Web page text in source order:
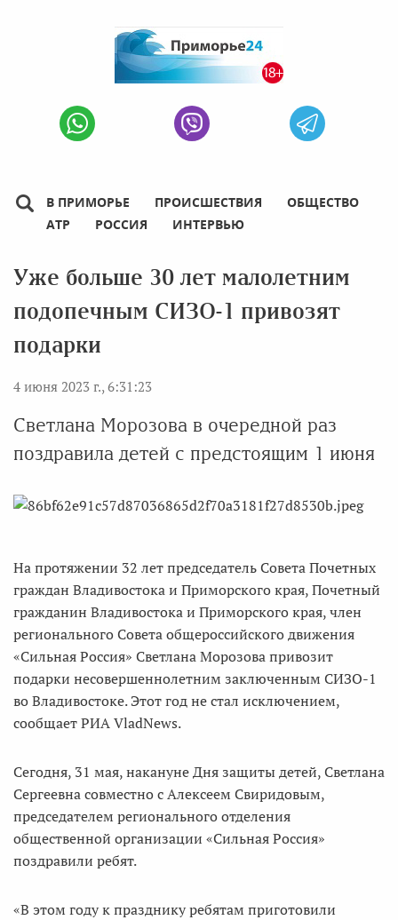
В ПРИМОРЬЕ ПРОИСШЕСТВИЯ
ОБЩЕСТВО
АТР
РОССИЯ ИНТЕРВЬЮ
Уже больше 30 лет малолетним
подопечным СИЗО-1 привозят
подарки
4 июня 2023 г., 6:31:23
Светлана Морозова в очередной раз
поздравила детей с предстоящим 1 июня
На протяжении 32 лет председатель Совета Почетных
граждан Владивостока и Приморского края, Почетный
гражданин Владивостока и Приморского края, член
регионального Совета общероссийского движения
«Сильная Россия» Светлана Морозова привозит
подарки несовершеннолетним заключенным СИЗО-1
во Владивостоке. Этот год не стал исключением,
сообщает РИА VladNews.
Сегодня, 31 мая, накануне Дня защиты детей, Светлана
Сергеевна совместно с Алексеем Свиридовым,
председателем регионального отделения
общественной организации «Сильная Россия»
поздравили ребят.
«В этом году к празднику ребятам приготовили